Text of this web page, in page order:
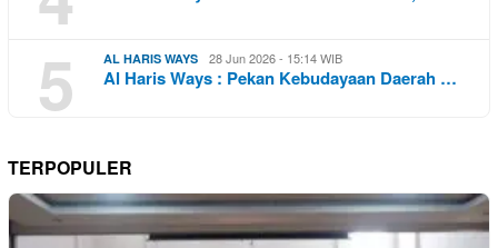
5 AL HARIS WAYS 28 Jun 2026 - 15:14 WIB
Al Haris Ways : Pekan Kebudayaan Daerah …
TERPOPULER